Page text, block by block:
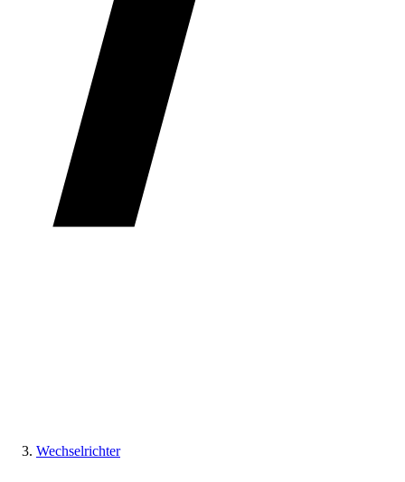
Wechselrichter